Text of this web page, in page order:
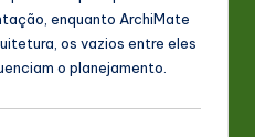
enquanto ArchiMate
os vazios entre eles
o planejamento.